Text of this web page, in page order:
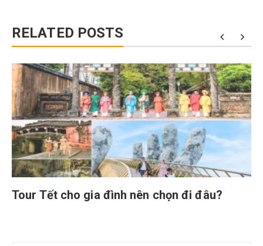
RELATED POSTS
Tour Tết cho gia đình nên chọn đi đâu?